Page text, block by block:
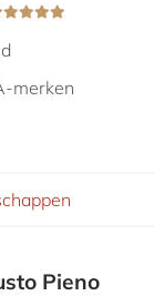
merken
Pieno